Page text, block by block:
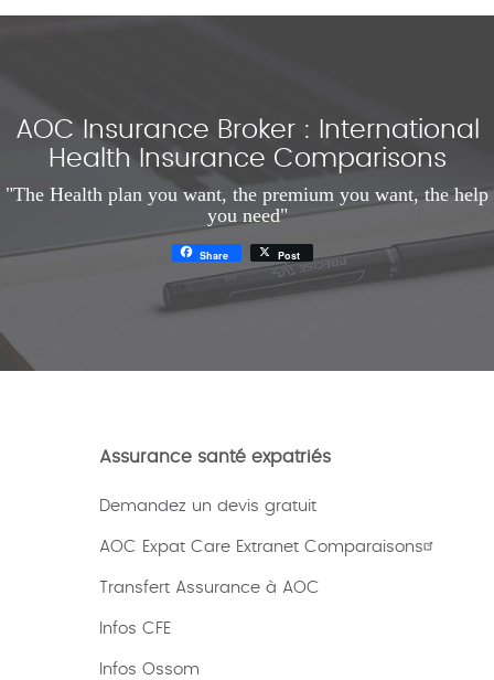
AOC Insurance Broker : International
Health Insurance Comparisons
"The Health plan you want, the premium you want, the help
you need"
Share Post
Assurance santé expatriés
Demandez un devis gratuit
AOC Expat Care Extranet Comparaisons
Transfert Assurance à AOC
Infos CFE
Infos Ossom